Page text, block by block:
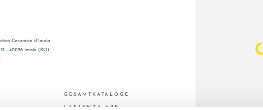
Ceramica d’Imola
- 40026 Imola (BO)
GESAMTKATALOGE
LAFAENZA APP